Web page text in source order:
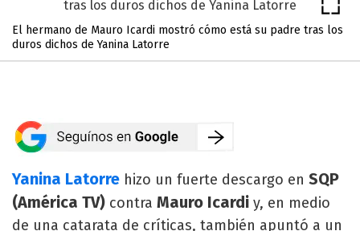
El hermano de Mauro Icardi mostró cómo está su padre tras los
duros dichos de Yanina Latorre
Yanina Latorre hizo un fuerte descargo en SQP
(América TV) contra Mauro Icardi y, en medio
de una catarata de críticas, también apuntó a un